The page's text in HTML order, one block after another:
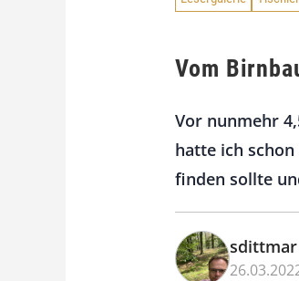
Vom
Vor nunmehr
hatte ich
finden sollte
sdittmar